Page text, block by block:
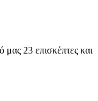
μας 23 επισκέπτες και